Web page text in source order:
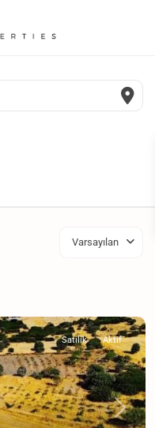
Varsayılan
Next
Satılık Aktif